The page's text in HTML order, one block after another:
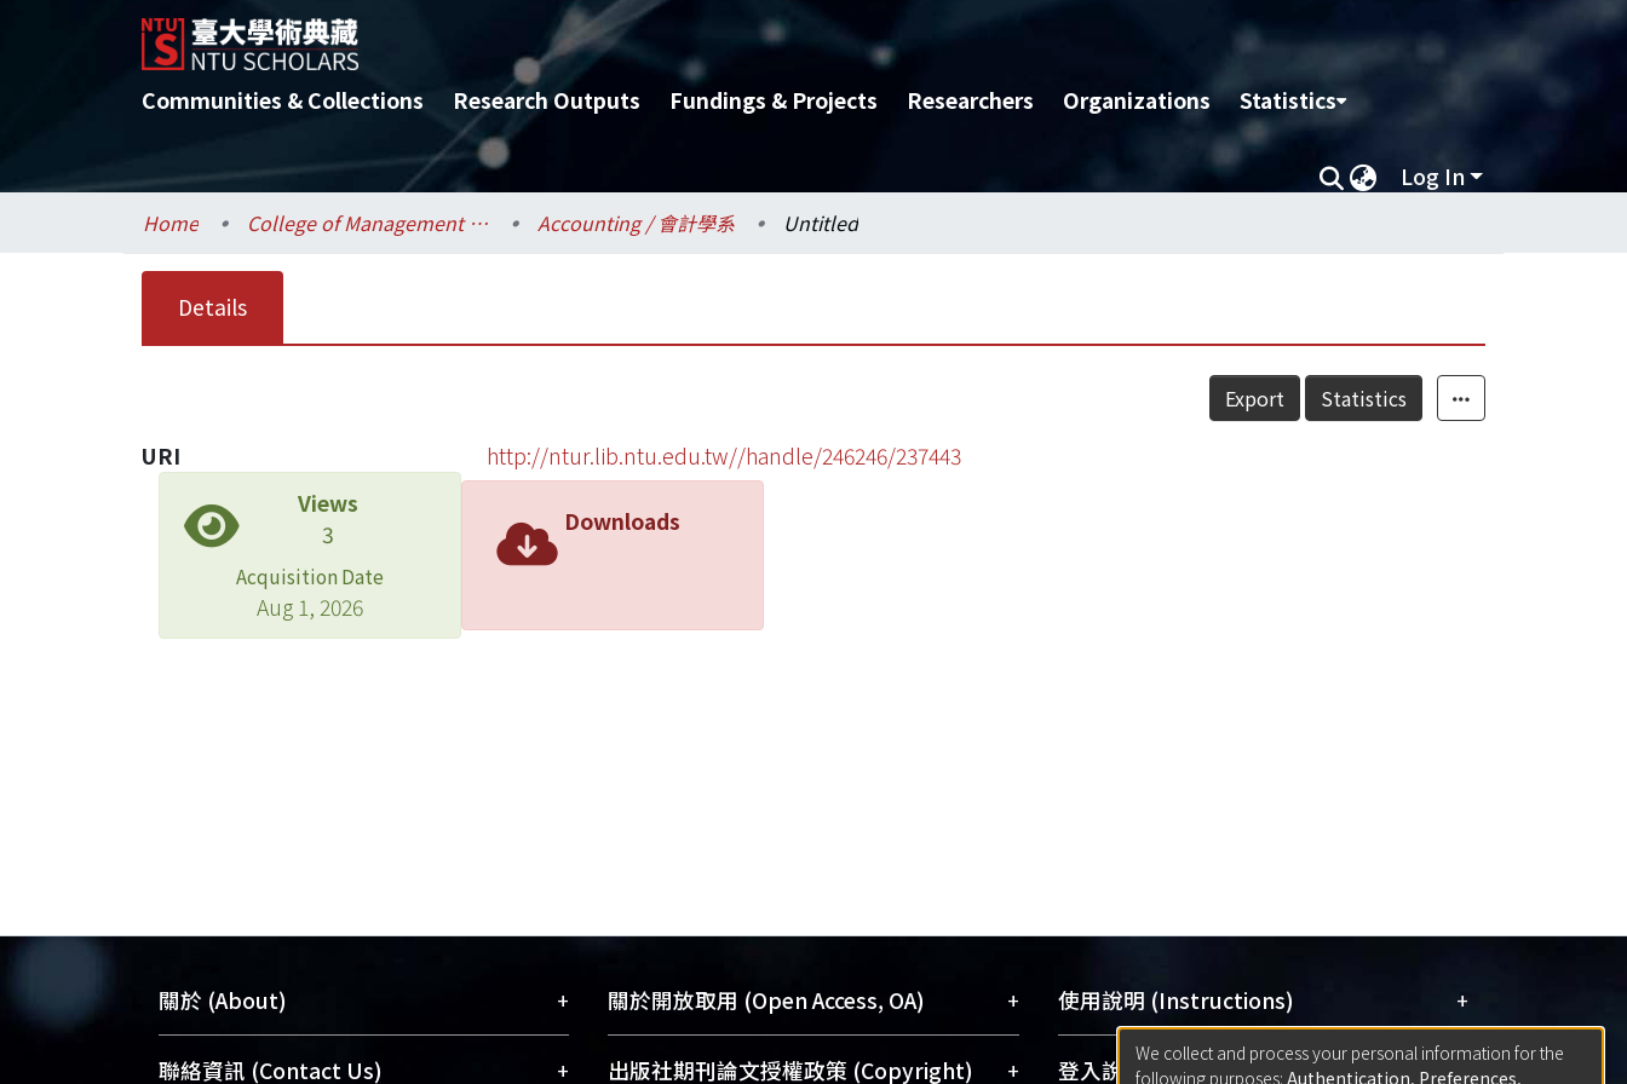
Communities & Collections Research Outputs Fundings & Projects Researchers Organizations Statistics
Log In
Home College of Management / 管理學院 Accounting / 會計學系 Untitled
Details
Export Statistics
URI
http://ntur.lib.ntu.edu.tw//handle/246246/237443
Views
3
Acquisition Date
Aug 1, 2026
Downloads
關於 (About) +
臺大位居世界頂尖大學之列，為永久珍藏
聯絡資訊 (Contact Us) +
關於開放取用 (Open Access, OA) +
開放取用是從使用者角度提升資訊取用性
出版社期刊論文授權政策 (Copyright) +
使用說明 (Instructions) +
網站簡介(Quickstart Guide)
登入說明 (Sign-in) +
We collect and process your personal information for the
following purposes: Authentication, Preferences,